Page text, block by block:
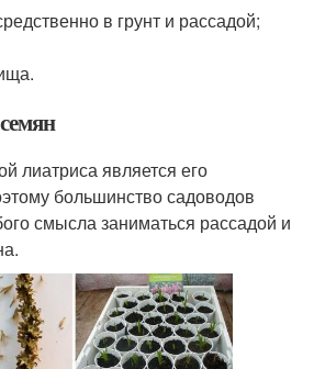
в грунт и рассадой;
лиатриса является его
большинство садоводов
смысла заниматься рассадой и